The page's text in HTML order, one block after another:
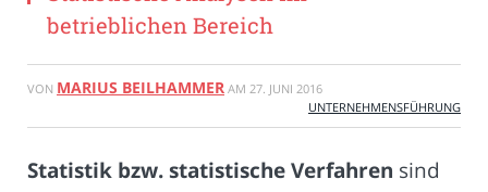
betrieblichen Bereich
VON MARIUS BEILHAMMER AM 27. JUNI 2016
UNTERNEHMENSFÜHRUNG
Statistik bzw. statistische Verfahren sind